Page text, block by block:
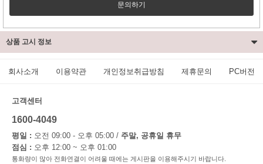
문의하기
상품 고시 정보
회사소개 이용약관 개인정보취급방침 제휴문의 PC버전
고객센터
1600-4049
평일 : 오전 09:00 - 오후 05:00 / 주말, 공휴일 휴무
점심 : 오후 12:00 ~ 오후 01:00
통화량이 많아 전화연결이 어려울 때에는 게시판을 이용해주시기 바랍니다.